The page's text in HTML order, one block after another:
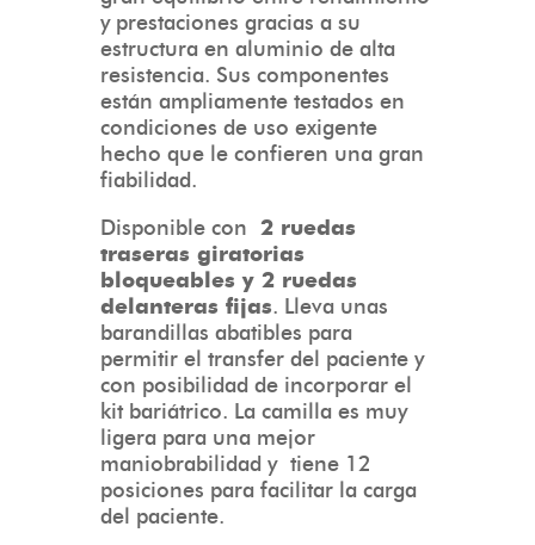
y prestaciones gracias a su
estructura en aluminio de alta
resistencia. Sus componentes
están ampliamente testados en
condiciones de uso exigente
hecho que le confieren una gran
fiabilidad.
Disponible con 2 ruedas
traseras giratorias
bloqueables y 2 ruedas
delanteras fijas. Lleva unas
barandillas abatibles para
permitir el transfer del paciente y
con posibilidad de incorporar el
kit bariátrico. La camilla es muy
ligera para una mejor
maniobrabilidad y tiene 12
posiciones para facilitar la carga
del paciente.